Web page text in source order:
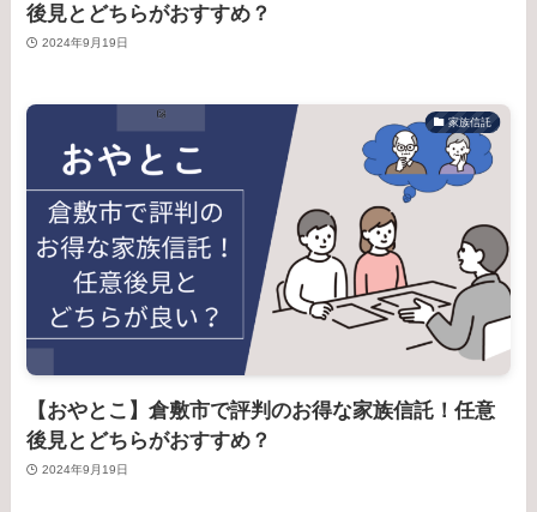
後見とどちらがおすすめ？
2024年9月19日
家族信託
【おやとこ】倉敷市で評判のお得な家族信託！任意
後見とどちらがおすすめ？
2024年9月19日